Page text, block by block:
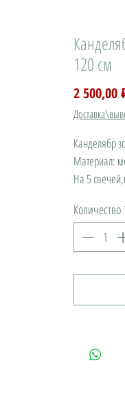
120 см
2 500,00
Канделябр
Материал:
На 5
Количество